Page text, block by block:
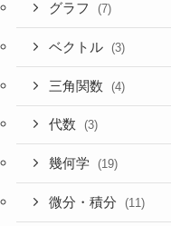
グラフ (7)
ベクトル (3)
三角関数 (4)
代数 (3)
幾何学 (19)
微分・積分 (11)